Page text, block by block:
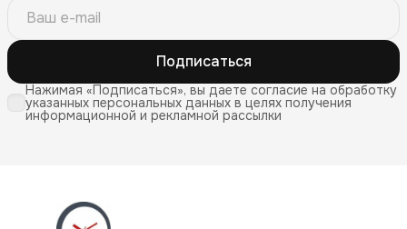
Подписаться
Нажимая «Подписаться», вы даете согласие на обработку
указанных персональных данных в целях получения
информационной и рекламной рассылки